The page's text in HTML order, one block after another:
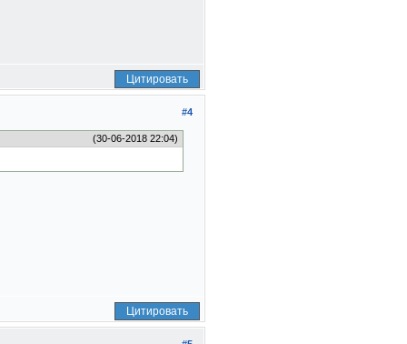
Цитировать
#4
(30-06-2018 22:04)
Цитировать